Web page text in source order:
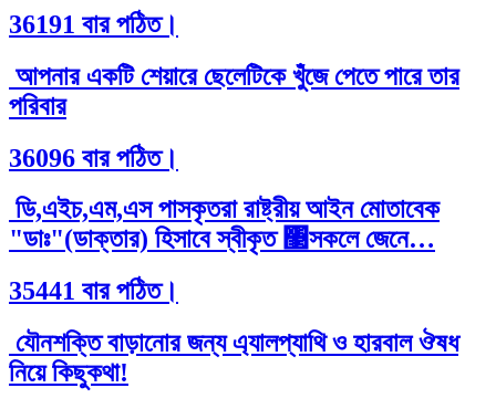
36191 বার পঠিত।
আপনার একটি শেয়ারে ছেলেটিকে খুঁজে পেতে পারে তার
পরিবার
36096 বার পঠিত।
ডি,এইচ,এম,এস পাসকৃতরা রাষ্ট্রীয় আইন মোতাবেক
"ডাঃ"(ডাক্তার) হিসাবে স্বীকৃত ঳সকলে জেনে…
35441 বার পঠিত।
যৌনশক্তি বাড়ানোর জন্য এ্যালপ্যাথি ও হারবাল ঔষধ
নিয়ে কিছুকথা!